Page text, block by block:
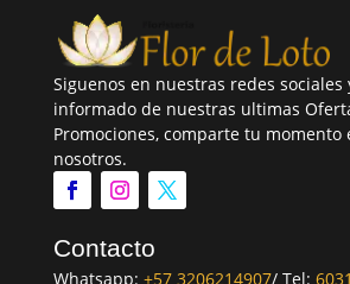
Siguenos en nuestras redes
informado de nuestras ultimas
Promociones, comparte tu momento
nosotros.
Contacto
Whatsapp: +57 3206214907/ Tel: